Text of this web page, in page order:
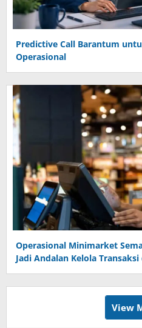
Predictive Call Barantum
Operasional
Operasional Minimarket
Jadi Andalan Kelola
View